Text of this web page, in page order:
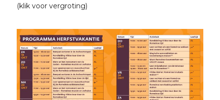
(klik voor vergroting)